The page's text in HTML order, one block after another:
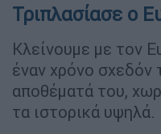
Τριπλασίασε ο
Κλείνουμε με τον
έναν χρόνο σχεδόν
αποθέματά του,
τα ιστορικά υψηλά.